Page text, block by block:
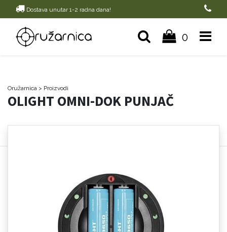
Dostava unutar 1-2 radna dana!
0
Oružarnica > Proizvodi
OLIGHT OMNI-DOK PUNJAČ